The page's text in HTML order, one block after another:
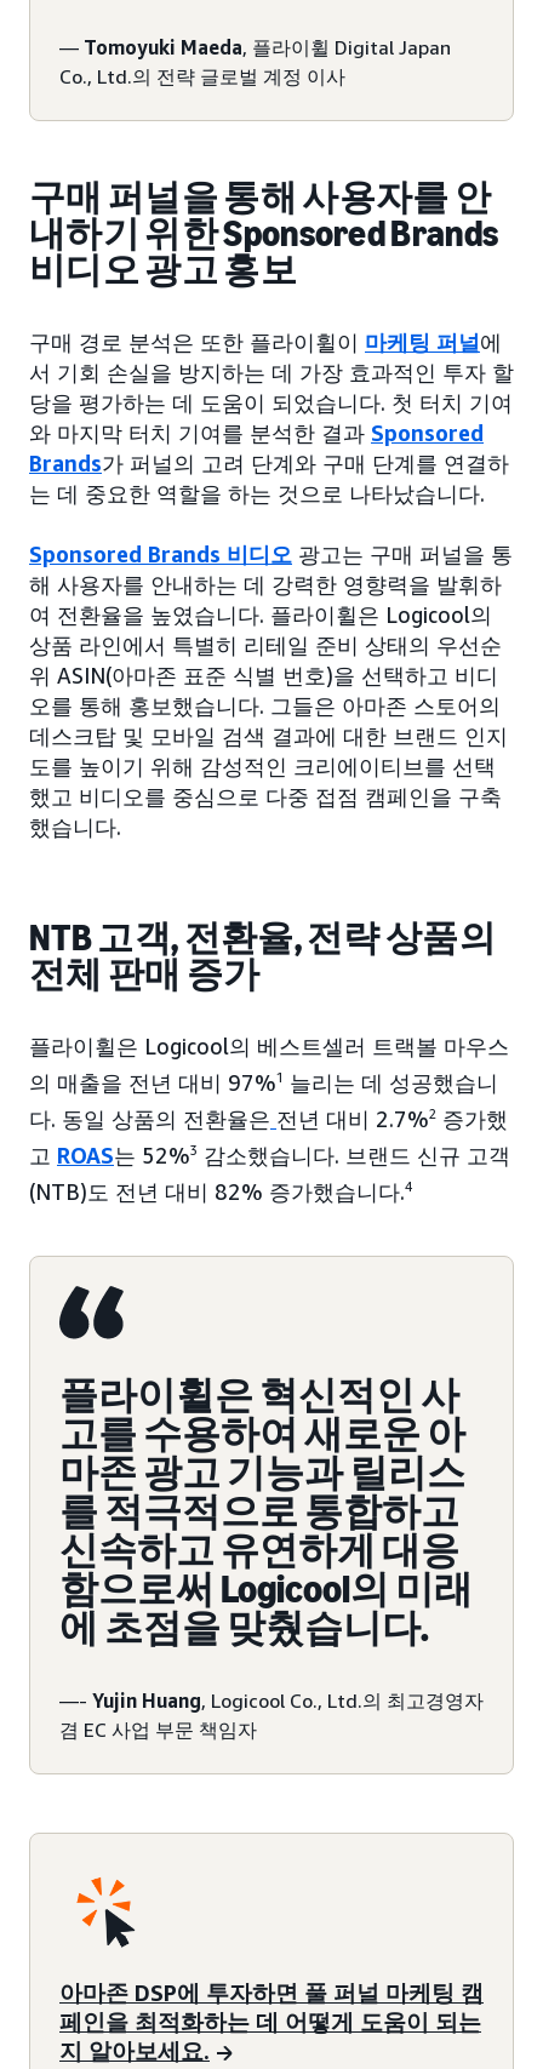
— Tomoyuki Maeda, 플라이휠 Digital Japan
Co., Ltd.의 전략 글로벌 계정 이사
구매 퍼널을 통해 사용자를 안
내하기 위한 Sponsored Brands
비디오 광고 홍보
구매 경로 분석은 또한 플라이휠이 마케팅 퍼널에
서 기회 손실을 방지하는 데 가장 효과적인 투자 할
당을 평가하는 데 도움이 되었습니다. 첫 터치 기여
와 마지막 터치 기여를 분석한 결과 Sponsored
Brands가 퍼널의 고려 단계와 구매 단계를 연결하
는 데 중요한 역할을 하는 것으로 나타났습니다.
Sponsored Brands 비디오 광고는 구매 퍼널을 통
해 사용자를 안내하는 데 강력한 영향력을 발휘하
여 전환율을 높였습니다. 플라이휠은 Logicool의
상품 라인에서 특별히 리테일 준비 상태의 우선순
위 ASIN(아마존 표준 식별 번호)을 선택하고 비디
오를 통해 홍보했습니다. 그들은 아마존 스토어의
데스크탑 및 모바일 검색 결과에 대한 브랜드 인지
도를 높이기 위해 감성적인 크리에이티브를 선택
했고 비디오를 중심으로 다중 접점 캠페인을 구축
했습니다.
NTB 고객, 전환율, 전략 상품의
전체 판매 증가
플라이휠은 Logicool의 베스트셀러 트랙볼 마우스
의 매출을 전년 대비 97%1
늘리는 데 성공했습니
다. 동일 상품의 전환율은 전년 대비 2.7%2 증가했
고 ROAS는 52%3 감소했습니다. 브랜드 신규 고객
(NTB)도 전년 대비 82% 증가했습니다.4
플라이휠은 혁신적인 사
고를 수용하여 새로운 아
마존 광고 기능과 릴리스
를 적극적으로 통합하고
신속하고 유연하게 대응
함으로써 Logicool의 미래
에 초점을 맞췄습니다.
—- Yujin Huang, Logicool Co., Ltd.의 최고경영자
겸 EC 사업 부문 책임자
아마존 DSP에 투자하면 풀 퍼널 마케팅 캠
페인을 최적화하는 데 어떻게 도움이 되는
지 알아보세요.